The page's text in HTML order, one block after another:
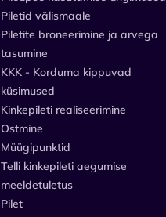
Piletid välismaale
Piletite broneerimine ja arvega
tasumine
KKK - Korduma kippuvad
küsimused
Kinkepileti realiseerimine
Ostmine
Müügipunktid
Telli kinkepileti aegumise
meeldetuletus
Pilet